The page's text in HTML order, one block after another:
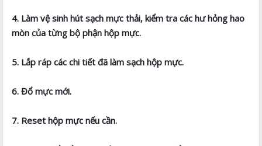
4. Làm vệ sinh hút sạch mực thải, kiểm tra các hư hỏng hao
mòn của từng bộ phận hộp mực.
5. Lắp ráp các chi tiết đã làm sạch hộp mực.
6. Đổ mực mới.
7. Reset hộp mực nếu cần.